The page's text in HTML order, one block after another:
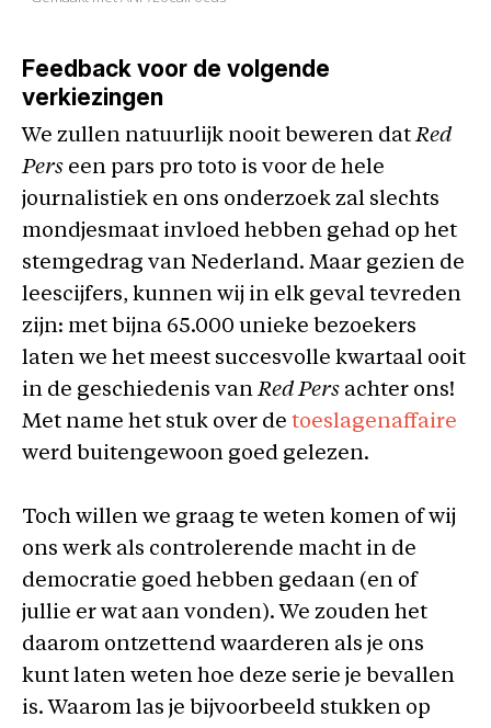
Feedback voor de volgende
verkiezingen
We zullen natuurlijk nooit beweren datRed
Pers een pars pro toto is voor de hele
journalistiek en ons onderzoek zal slechts
mondjesmaat invloed hebben gehad op het
stemgedrag van Nederland. Maar gezien de
leescijfers, kunnen wij in elk geval tevreden
zijn: met bijna 65.000 unieke bezoekers
laten we het meest succesvolle kwartaal ooit
in de geschiedenis vanRed Pers achter ons!
Met name het stuk over de toeslagenaffaire
werd buitengewoon goed gelezen.
Toch willen we graag te weten komen of wij
ons werk als controlerende macht in de
democratie goed hebben gedaan (en of
jullie er wat aan vonden). We zouden het
daarom ontzettend waarderen als je ons
kunt laten weten hoe deze serie je bevallen
is. Waarom las je bijvoorbeeld stukken op